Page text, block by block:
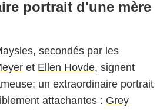
portrait d'une mère
secondés par les
et Ellen Hovde, signent
un extraordinaire portrait
attachantes : Grey